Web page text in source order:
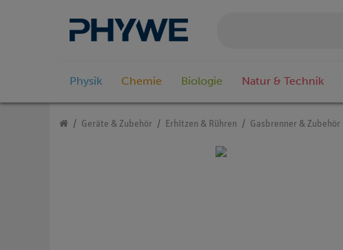
Physik Chemie Biologie Natur & Technik
Geräte & Zubehör Erhitzen & Rühren Gasbrenner & Zubehör